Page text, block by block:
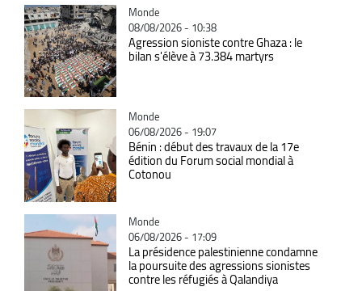
Catégorie
Monde
08/08/2026 - 10:38
Agression sioniste contre Ghaza : le
bilan s'élève à 73.384 martyrs
Catégorie
Monde
06/08/2026 - 19:07
Bénin : début des travaux de la 17e
édition du Forum social mondial à
Cotonou
Catégorie
Monde
06/08/2026 - 17:09
La présidence palestinienne condamne
la poursuite des agressions sionistes
contre les réfugiés à Qalandiya